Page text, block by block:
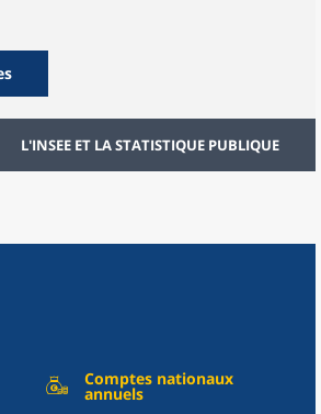
L'INSEE ET LA STATISTIQUE PUBLIQUE
Comptes nationaux
annuels